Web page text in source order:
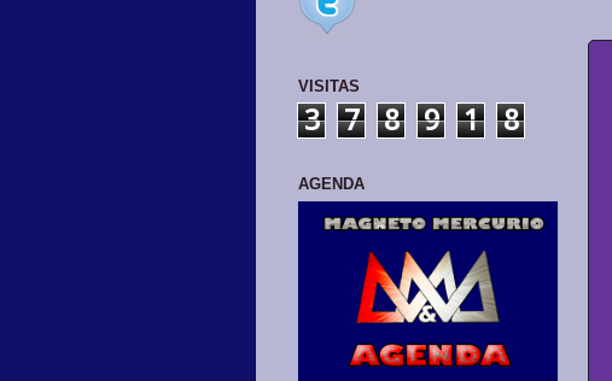
VISITAS
3 7 8 9 1 8
AGENDA